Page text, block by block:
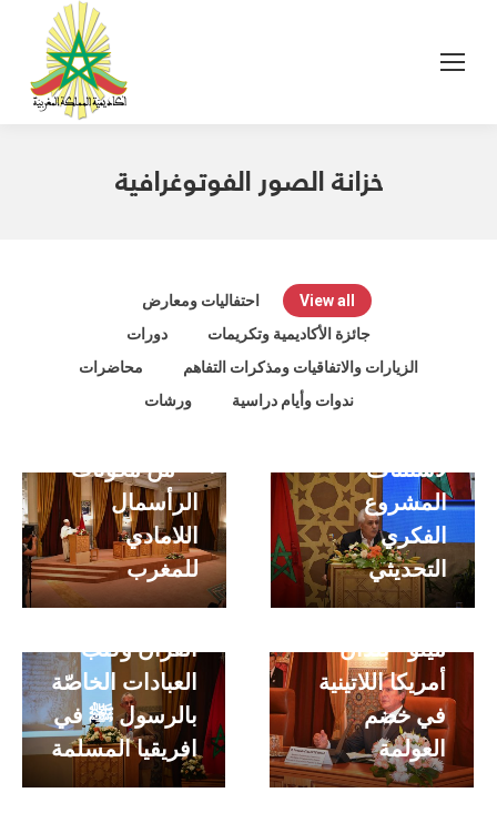
خزانة الصور الفوتوغرافية
View all
احتفاليات ومعارض
جائزة الأكاديمية وتكريمات
دورات
الزيارات والاتفاقيات ومذكرات التفاهم
محاضرات
ندوات وأيام دراسية
ورشات
محاضرة الأستاذ
– من مكونات
الرأسمال
اللامادي
للمغرب
محاضرة الأستاذ
محمد الصغير
جنجار – سؤال
لاستئناف
المشروع
الفكري
التحديثي
محاضرة الأستاذ
كونستون
هاميس
-مصاحف
القرآن وكتب
العبادات الخاصّة
بالرسول ﷺ في
افريقيا المسلمة
محاضرة الأستاذ
فرناندو كلور دي
ميلو- بلدان
أمريكا اللاتينية
في خضم
العولمة
محاضرة الأستاذ
غابرييل دو
بروي- الانتقال
محاضرة الأستاذ
عبد السلام